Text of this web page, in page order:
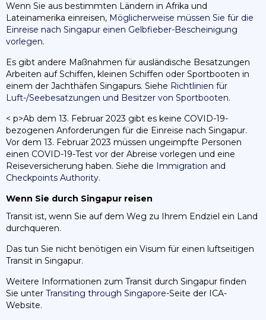
Wenn Sie aus bestimmten Ländern in Afrika und
Lateinamerika einreisen, Möglicherweise müssen Sie für die
Einreise nach Singapur einen Gelbfieber-Bescheinigung
vorlegen.
Es gibt andere Maßnahmen für ausländische Besatzungen
Arbeiten auf Schiffen, kleinen Schiffen oder Sportbooten in
einem der Jachthäfen Singapurs. Siehe Richtlinien für
Luft-/Seebesatzungen und Besitzer von Sportbooten.
< p>Ab dem 13. Februar 2023 gibt es keine COVID-19-
bezogenen Anforderungen für die Einreise nach Singapur.
Vor dem 13. Februar 2023 müssen ungeimpfte Personen
einen COVID-19-Test vor der Abreise vorlegen und eine
Reiseversicherung haben. Siehe die
Immigration and
Checkpoints Authority.
Wenn Sie durch Singapur reisen
Transit ist, wenn Sie auf dem Weg zu Ihrem Endziel ein Land
durchqueren.
Das tun Sie nicht benötigen ein Visum für einen luftseitigen
Transit in Singapur.
Weitere Informationen zum Transit durch Singapur finden
Sie unter Transiting through Singapore-Seite der ICA-
Website.